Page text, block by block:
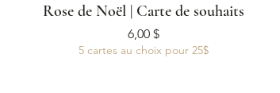
Rose de Noël | Carte de souhaits
Prix
6,00 $
5 cartes au choix pour 25$